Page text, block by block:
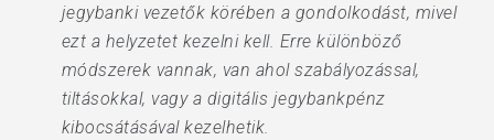
jegybanki vezetők körében a gondolkodást, mivel
ezt a helyzetet kezelni kell. Erre különböző
módszerek vannak, van ahol szabályozással,
tiltásokkal, vagy a digitális jegybankpénz
kibocsátásával kezelhetik.